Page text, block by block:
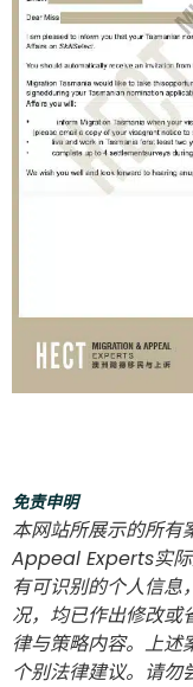
免责申明
本网站所展示的所
Appeal Experts实际
有可识别的个人信息
况，均已作出修改或
律与策略内容。上述
个别法律建议。请勿